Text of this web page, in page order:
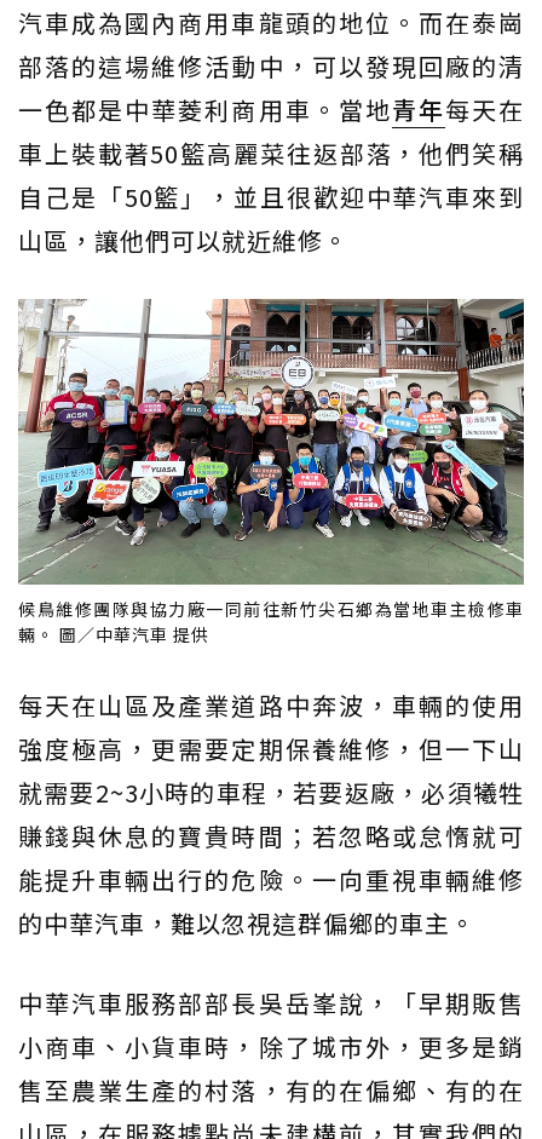
汽車成為國內商用車龍頭的地位。而在泰崗
部落的這場維修活動中，可以發現回廠的清
一色都是中華菱利商用車。當地青年每天在
車上裝載著50籃高麗菜往返部落，他們笑稱
自己是「50籃」，並且很歡迎中華汽車來到
山區，讓他們可以就近維修。
候鳥維修團隊與協力廠一同前往新竹尖石鄉為當地車主檢修車
輛。 圖／中華汽車 提供
每天在山區及產業道路中奔波，車輛的使用
強度極高，更需要定期保養維修，但一下山
就需要2~3小時的車程，若要返廠，必須犧牲
賺錢與休息的寶貴時間；若忽略或怠惰就可
能提升車輛出行的危險。一向重視車輛維修
的中華汽車，難以忽視這群偏鄉的車主。
中華汽車服務部部長吳岳峯說，「早期販售
小商車、小貨車時，除了城市外，更多是銷
售至農業生產的村落，有的在偏鄉、有的在